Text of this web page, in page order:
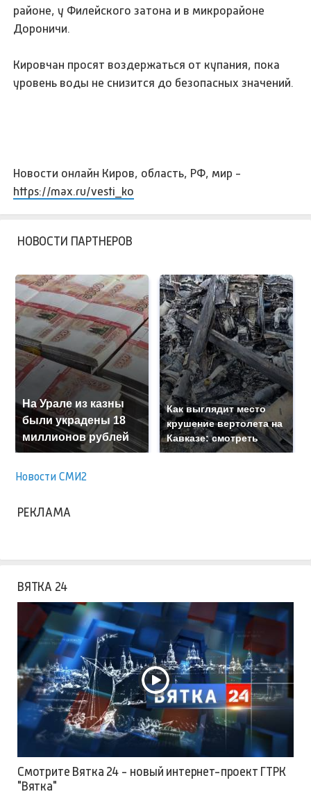
районе, у Филейского затона и в микрорайоне
Дороничи.
Кировчан просят воздержаться от купания, пока
уровень воды не снизится до безопасных значений.
Новости онлайн Киров, область, РФ, мир -
https://max.ru/vesti_ko
НОВОСТИ ПАРТНЕРОВ
На Урале из казны
были украдены 18
миллионов рублей
Как выглядит место
крушение вертолета на
Кавказе: смотреть
Новости СМИ2
РЕКЛАМА
ВЯТКА 24
Смотрите Вятка 24 - новый интернет-проект ГТРК
"Вятка"